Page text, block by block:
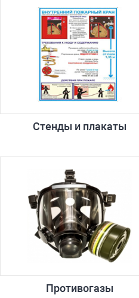
Стенды и плакаты
Противогазы